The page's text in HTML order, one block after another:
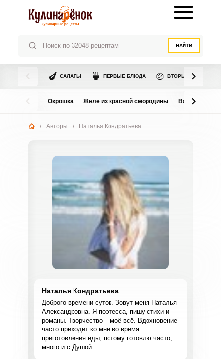
НАЙТИ
🍆 САЛАТЫ 🍵 ПЕРВЫЕ БЛЮДА 🍲 ВТОРЫЕ БЛЮДА
Окрошка Желе из красной смородины Варенье из
/ Авторы / Наталья Кондратьева
Наталья Кондратьева
Доброго времени суток. Зовут меня Наталья
Александровна. Я поэтесса, пишу стихи и
романы. Творчество – моё всё. Вдохновение
часто приходит ко мне во время
приготовления еды, потому готовлю часто,
много и с Душой.